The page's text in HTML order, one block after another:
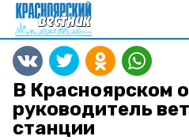
В Красноярском
руководитель
станции